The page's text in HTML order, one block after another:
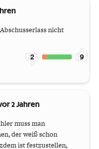
nicht
2 9
2 Jahren
muss man
der weiß schon
ist festzustellen,